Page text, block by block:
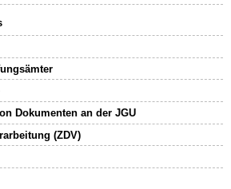
Dokumenten an der JGU
(ZDV)